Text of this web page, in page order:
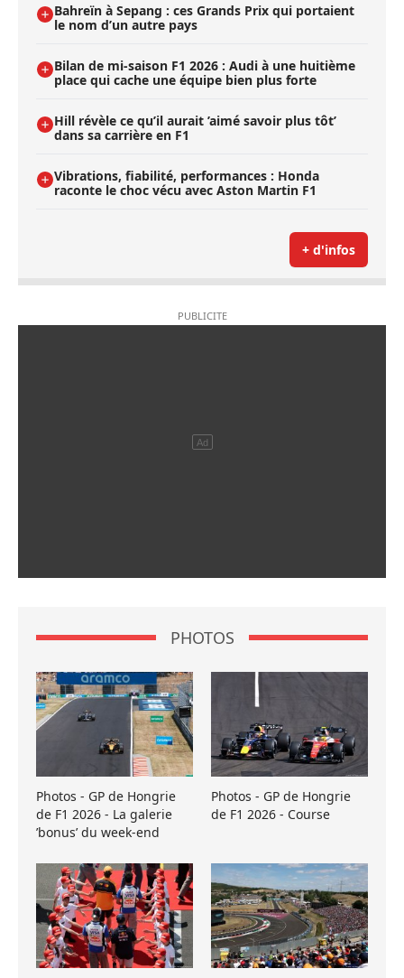
Bahreïn à Sepang : ces Grands Prix qui portaient
le nom d’un autre pays
Bilan de mi-saison F1 2026 : Audi à une huitième
place qui cache une équipe bien plus forte
Hill révèle ce qu’il aurait ’aimé savoir plus tôt’
dans sa carrière en F1
Vibrations, fiabilité, performances : Honda
raconte le choc vécu avec Aston Martin F1
+ d'infos
PHOTOS
Photos - GP de Hongrie
de F1 2026 - La galerie
’bonus’ du week-end
Photos - GP de Hongrie
de F1 2026 - Course